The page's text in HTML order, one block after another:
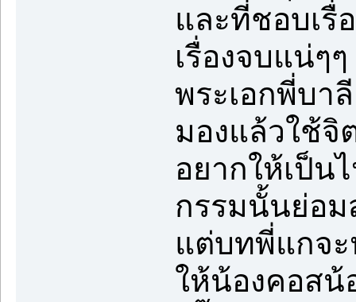
และที่ชอบเรื่
เรื่องจบแน่ๆๆ
พระเอกพี่บา
มองแล้วใช้จิ
อยากให้เป็น
กรรมนั้นย่อม
แต่บทพี่แกจ
ให้น้องคอสน้